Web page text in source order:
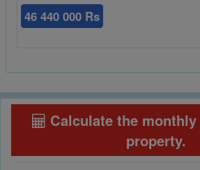
46 440 000 Rs
Calculate the
property.